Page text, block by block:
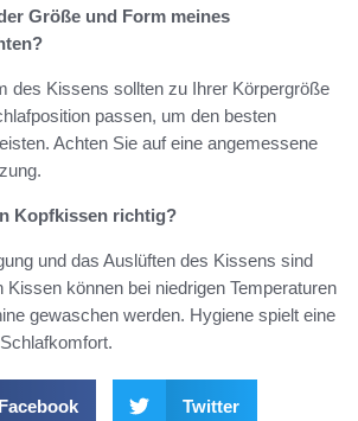
Größe und Form meines
des Kissens sollten zu Ihrer Körpergröße
passen, um den besten
Achten Sie auf eine angemessene
Kopfkissen richtig?
und das Auslüften des Kissens sind
können bei niedrigen Temperaturen
gewaschen werden. Hygiene spielt eine
Facebook Twitter